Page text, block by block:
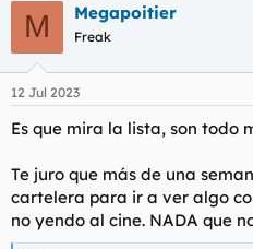
M Megapoitier
Freak
12 Jul 2023
Es que mira la lista, son todo
Te juro que más de una
cartelera para ir a ver algo
no yendo al cine. NADA que